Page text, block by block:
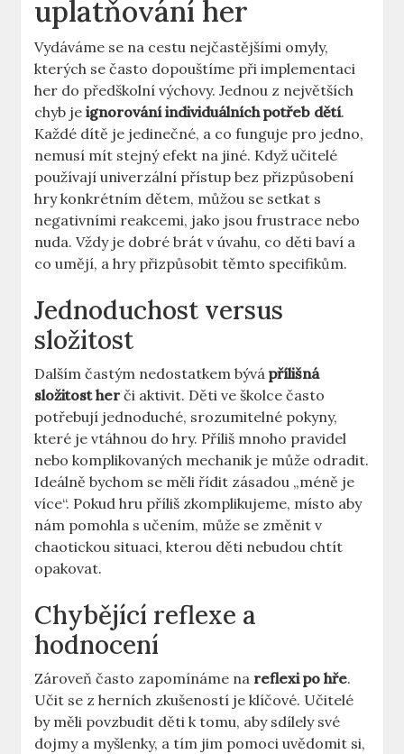
uplatňování her
Vydáváme se na cestu nejčastějšími omyly,
kterých se často dopouštíme při implementaci
her do předškolní výchovy. Jednou z největších
chyb jeignorování individuálních potřeb dětí.
Každé dítě je jedinečné, a co funguje pro jedno,
nemusí mít stejný efekt na jiné. Když učitelé
používají univerzální přístup bez přizpůsobení
hry konkrétním dětem, můžou se setkat s
negativními reakcemi, jako jsou frustrace nebo
nuda. Vždy je dobré brát v úvahu, co děti baví a
co umějí, a hry přizpůsobit těmto specifikům.
Jednoduchost versus
složitost
Dalším častým nedostatkem bývápřílišná
složitost her či aktivit. Děti ve školce často
potřebují jednoduché, srozumitelné pokyny,
které je vtáhnou do hry. Příliš mnoho pravidel
nebo komplikovaných mechanik je může odradit.
Ideálně bychom se měli řídit zásadou „méně je
více“. Pokud hru příliš zkomplikujeme, místo aby
nám pomohla s učením, může se změnit v
chaotickou situaci, kterou děti nebudou chtít
opakovat.
Chybějící reflexe a
hodnocení
Zároveň často zapomínáme na reflexi po hře.
Učit se z herních zkušeností je klíčové. Učitelé
by měli povzbudit děti k tomu, aby sdílely své
dojmy a myšlenky, a tím jim pomoci uvědomit si,